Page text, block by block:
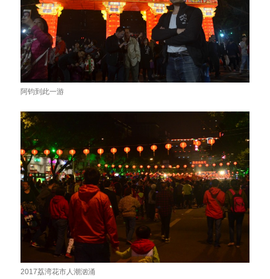
阿钧到此一游
2017荔湾花市人潮汹涌